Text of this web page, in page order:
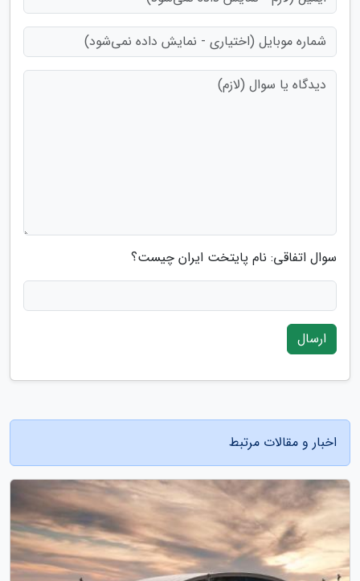
سوال اتفاقی: نام پایتخت ایران چیست؟
ارسال
اخبار و مقالات مرتبط